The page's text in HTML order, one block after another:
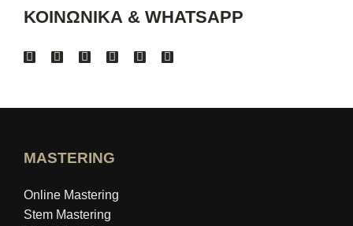
ΚΟΙΝΩΝΙΚΑ & WHATSAPP
MASTERING
Online Mastering
Stem Mastering